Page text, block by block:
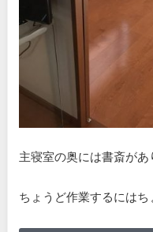
主寝室の奥には書斎があ
ちょうど作業するにはち